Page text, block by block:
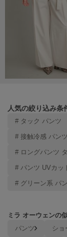
Onitsuka Tiger
オニツカ タイガー
ORR
PATRICK
poláura
人気の絞り込み条
# タック パンツ
# 接触冷感 パンツ
# ロングパンツ
# パンツ UVカッ
# グリーン系 パ
ミラ オーウェンの
パンツ ショ